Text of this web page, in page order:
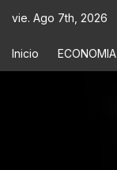
vie. Ago 7th, 2026
Inicio ECONOMIA